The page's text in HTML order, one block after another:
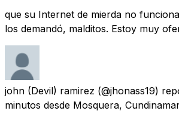
que su Internet de mierda no
los demandó, malditos. Estoy muy
john (Devil) ramirez (@jhonass19)
minutos desde Mosquera,